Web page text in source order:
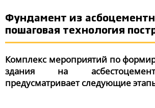
Фундамент из
пошаговая технология
Комплекс мероприятий по
здания на
предусматривает следующие